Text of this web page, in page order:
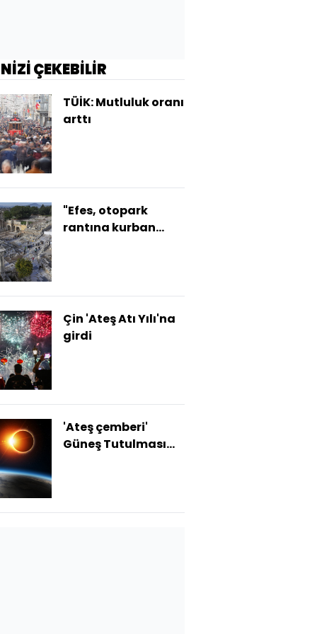
ÇEKEBİLİR
TÜİK: Mutluluk oranı
arttı
"Efes, otopark
rantına kurban
Çin 'Ateş Atı Yılı'na
girdi
'Ateş çemberi'
Güneş Tutulması